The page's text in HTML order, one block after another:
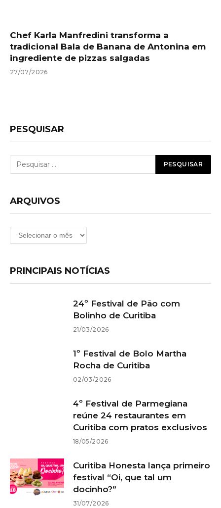
Chef Karla Manfredini transforma a
tradicional Bala de Banana de Antonina em
ingrediente de pizzas salgadas
27/07/2026
PESQUISAR
ARQUIVOS
Arquivos
PRINCIPAIS NOTÍCIAS
24º Festival de Pão com
Bolinho de Curitiba
21/03/2026
1º Festival de Bolo Martha
Rocha de Curitiba
02/03/2026
4º Festival de Parmegiana
reúne 24 restaurantes em
Curitiba com pratos exclusivos
18/05/2026
Curitiba Honesta lança primeiro
festival “Oi, que tal um
docinho?”
31/07/2026